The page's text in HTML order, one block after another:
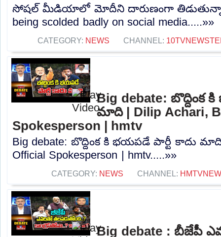
సోషల్ మీడియాలో మోదీని దారుణంగా
being scolded badly on social media.....»»
CATEGORY: NEWS CHANNEL:
Big debate: బొద్దింక
మాది | Dilip Achari,
Spokesperson | hmtv
Big debate: బొద్దింక కి భయపడే పార్టీ కాదు మాది
Official Spokesperson | hmtv.....»»
CATEGORY: NEWS CHANNEL:
Big debate : బీజేపీ